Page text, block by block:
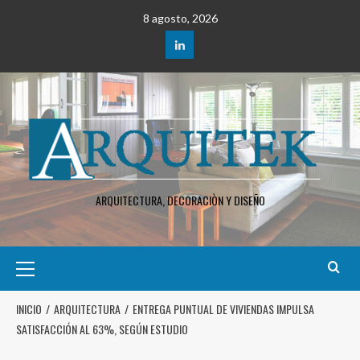
8 agosto, 2026
ARQUITECTURA, DECORACIÒN Y DISEÑO
INICIO ARQUITECTURA
ENTREGA PUNTUAL DE VIVIENDAS IMPULSA
SATISFACCIÓN AL 63%, SEGÚN ESTUDIO